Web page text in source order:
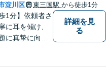
淀川区 東三国駅 から徒歩1分
1分】依頼者さ
に耳を傾け、
に真摯に向き
詳細を見
る